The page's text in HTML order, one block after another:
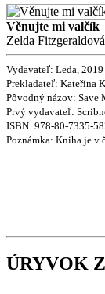
Věnujte mi valčík
Zelda Fitzgeraldová
Vydavateľ: Leda, 2019
Prekladateľ: Kateřina
Pôvodný názov: Save
Prvý vydavateľ:
ISBN: 978-80-7335-
Poznámka: Kniha je v
ÚRYVOK